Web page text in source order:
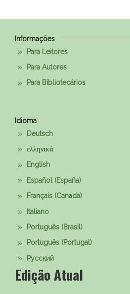
Informações
Para Leitores
Para Autores
Para Bibliotecários
Idioma
Deutsch
ελληνικά
English
Español (España)
Français (Canada)
Italiano
Português (Brasil)
Português (Portugal)
Русский
Edição Atual